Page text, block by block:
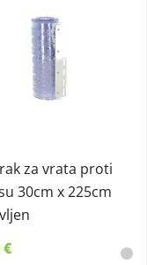
za vrata proti
30cm x 225cm
€